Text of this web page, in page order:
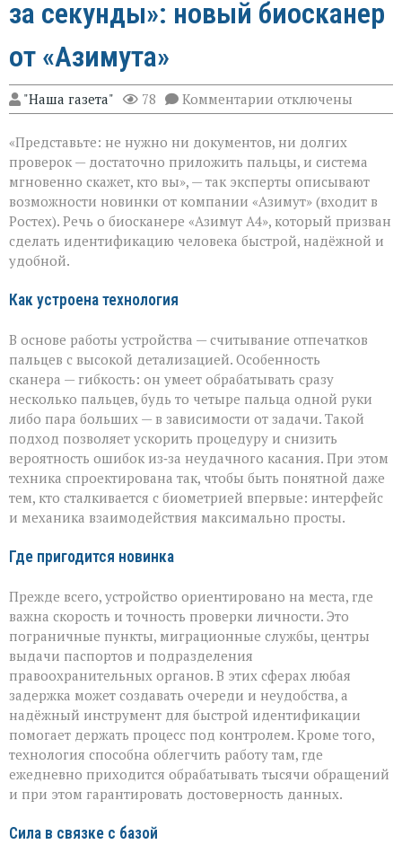
за секунды»: новый биосканер
от «Азимута»
"Наша газета" 78 Комментарии к
записи
личность
подтвердят
за
секунды»:
новый
биосканер
от
«Азимута»
отключены
«Представьте: не нужно ни документов, ни долгих
проверок — достаточно приложить пальцы, и система
мгновенно скажет, кто вы», — так эксперты описывают
возможности новинки от компании «Азимут» (входит в
Ростех). Речь о биосканере «Азимут А4», который призван
сделать идентификацию человека быстрой, надёжной и
удобной.
Как устроена технология
В основе работы устройства — считывание отпечатков
пальцев с высокой детализацией. Особенность
сканера — гибкость: он умеет обрабатывать сразу
несколько пальцев, будь то четыре пальца одной руки
либо пара больших — в зависимости от задачи. Такой
подход позволяет ускорить процедуру и снизить
вероятность ошибок из‑за неудачного касания. При этом
техника спроектирована так, чтобы быть понятной даже
тем, кто сталкивается с биометрией впервые: интерфейс
и механика взаимодействия максимально просты.
Где пригодится новинка
Прежде всего, устройство ориентировано на места, где
важна скорость и точность проверки личности. Это
пограничные пункты, миграционные службы, центры
выдачи паспортов и подразделения
правоохранительных органов. В этих сферах любая
задержка может создавать очереди и неудобства, а
надёжный инструмент для быстрой идентификации
помогает держать процесс под контролем. Кроме того,
технология способна облегчить работу там, где
ежедневно приходится обрабатывать тысячи обращений
и при этом гарантировать достоверность данных.
Сила в связке с базой